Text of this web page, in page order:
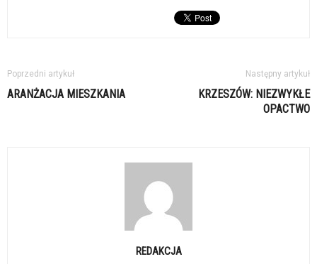
Poprzedni artykuł
ARANŻACJA MIESZKANIA
Następny artykuł
KRZESZÓW: NIEZWYKŁE
OPACTWO
REDAKCJA